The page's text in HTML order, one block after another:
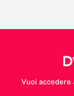
Vuoi accedere